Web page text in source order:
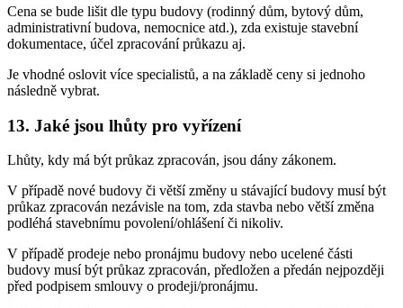
Cena se bude lišit dle typu budovy (rodinný dům, bytový dům,
administrativní budova, nemocnice atd.), zda existuje stavební
dokumentace, účel zpracování průkazu aj.
Je vhodné oslovit více specialistů, a na základě ceny si jednoho
následně vybrat.
13. Jaké jsou lhůty pro vyřízení
Lhůty, kdy má být průkaz zpracován, jsou dány zákonem.
V případě nové budovy či větší změny u stávající budovy musí být
průkaz zpracován nezávisle na tom, zda stavba nebo větší změna
podléhá stavebnímu povolení/ohlášení či nikoliv.
V případě prodeje nebo pronájmu budovy nebo ucelené části
budovy musí být průkaz zpracován, předložen a předán nejpozději
před podpisem smlouvy o prodeji/pronájmu.